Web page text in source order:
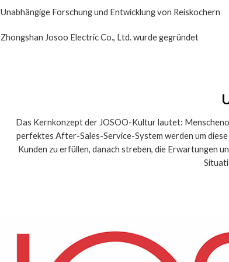
Unabhängige Forschung und Entwicklung von Reiskochern
Zhongshan Josoo Electric Co., Ltd. wurde gegründet
Das Kernkonzept der JOSOO-Kultur lautet:
perfektes After-Sales-Service-System werden um
Kunden zu erfüllen, danach streben, die Erwartungen